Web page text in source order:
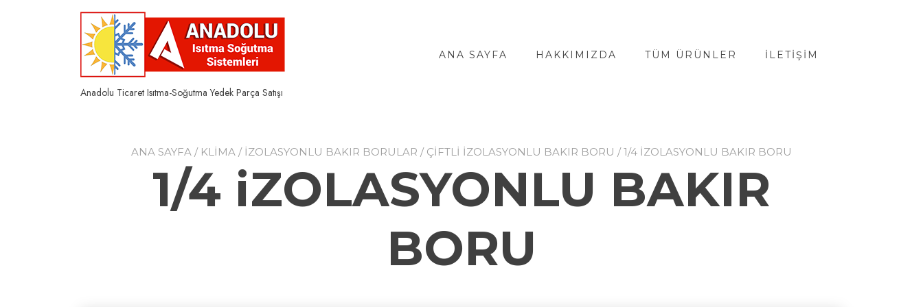
Anadolu Ticaret Isıtma-Soğutma Yedek Parça Satışı
ANA SAYFA HAKKIMIZDA TÜM ÜRÜNLER İLETIŞIM
ANA SAYFA / KLİMA / İZOLASYONLU BAKIR BORULAR / ÇİFTLİ İZOLASYONLU BAKIR BORU / 1/4 IZOLASYONLU BAKIR BORU
1/4 iZOLASYONLU BAKIR
BORU